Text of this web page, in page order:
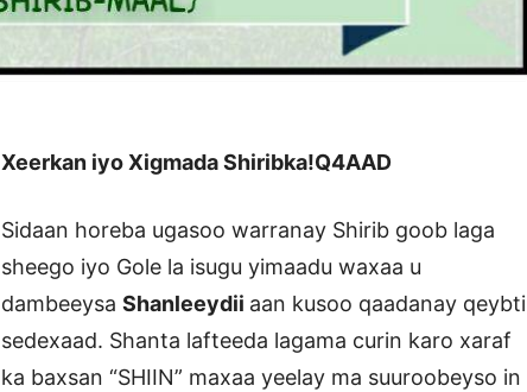
Xeerkan iyo Xigmada Shiribka!Q4AAD
Sidaan horeba ugasoo warranay Shirib goob laga
sheego iyo Gole la isugu yimaadu waxaa u
dambeeysa Shanleeydii aan kusoo qaadanay qeybti
sedexaad. Shanta lafteeda lagama curin karo xaraf
ka baxsan “SHIIN” maxaa yeelay ma suuroobeyso in